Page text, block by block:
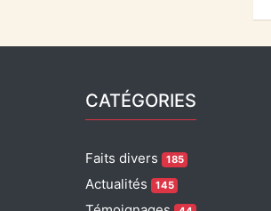
CATÉGORIES
Faits divers 185
Actualités 145